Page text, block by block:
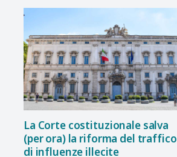
La Corte costituzionale salva
(per ora) la riforma del traffico
di influenze illecite